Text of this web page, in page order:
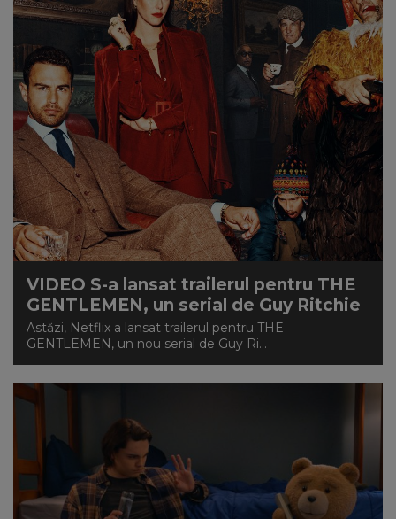
VIDEO S-a lansat trailerul pentru THE
GENTLEMEN, un serial de Guy Ritchie
Astăzi, Netflix a lansat trailerul pentru THE
GENTLEMEN, un nou serial de Guy Ri...